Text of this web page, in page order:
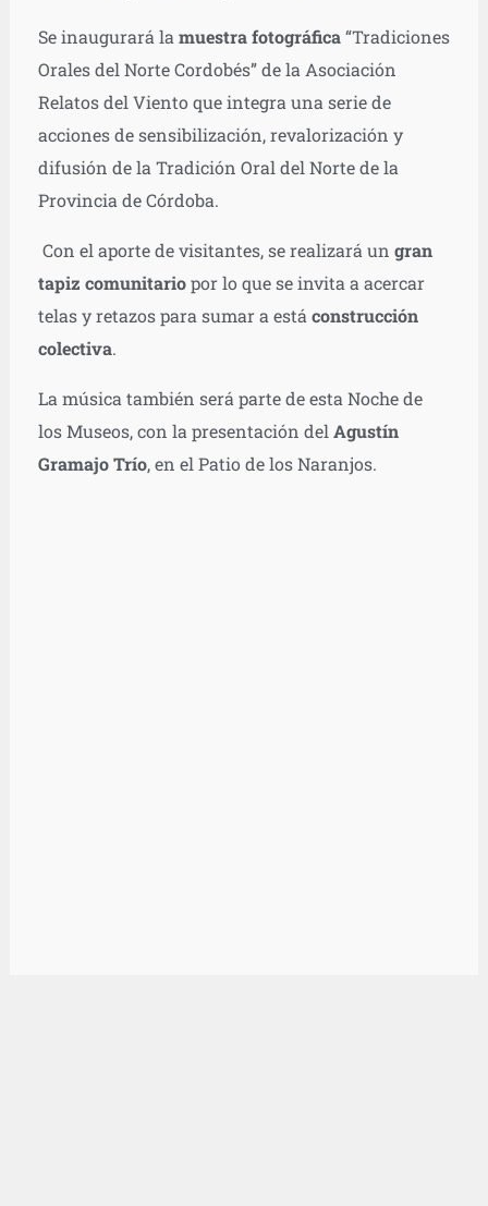
Se inaugurará lamuestra fotográfica“Tradiciones
Orales del Norte Cordobés” de la Asociación
Relatos del Viento que integra una serie de
acciones de sensibilización, revalorización y
difusión de la Tradición Oral del Norte de la
Provincia de Córdoba.
Con el aporte de visitantes, se realizará un gran
tapiz comunitariopor lo que se invita a acercar
telas y retazos para sumar a estáconstrucción
colectiva.
La música también será parte de esta Noche de
los Museos, con la presentación delAgustín
Gramajo Trío, en el Patio de los Naranjos.